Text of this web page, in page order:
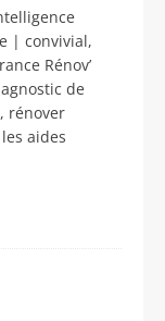
| convivial,
Rénov’
de
rénover
aides